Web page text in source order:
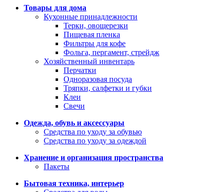
Товары для дома
Кухонные принадлежности
Терки, овощерезки
Пищевая пленка
Фильтры для кофе
Фольга, пергамент, стрейдж
Хозяйственный инвентарь
Перчатки
Одноразовая посуда
Тряпки, салфетки и губки
Клеи
Свечи
Одежда, обувь и аксессуары
Средства по уходу за обувью
Средства по уходу за одеждой
Хранение и организация пространства
Пакеты
Бытовая техника, интерьер